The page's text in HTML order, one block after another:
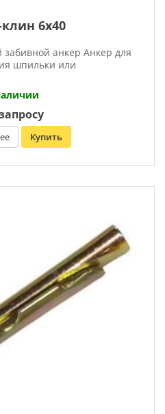
6х40
анкер Анкер для
шпильки или
Купить